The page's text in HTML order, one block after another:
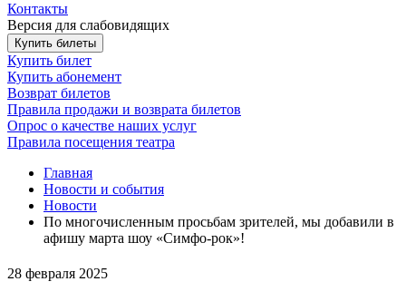
Контакты
Версия для слабовидящих
Купить билеты
Купить билет
Купить абонемент
Возврат билетов
Правила продажи и возврата билетов
Опрос о качестве наших услуг
Правила посещения театра
Главная
Новости и события
Новости
По многочисленным просьбам зрителей, мы добавили в
афишу марта шоу «Симфо-рок»!
28 февраля 2025